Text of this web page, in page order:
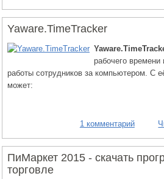
Yaware.TimeTracker
рабочего
работы сотрудников за компьютером. С
может:
1 комментарий
ПиМаркет 2015 - скачать
торговле